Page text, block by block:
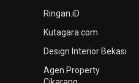
Ringan.iD
Kutagara.com
Design Interior Bekasi
Agen Property